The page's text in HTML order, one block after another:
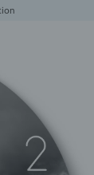
KLEIDERHAKEN